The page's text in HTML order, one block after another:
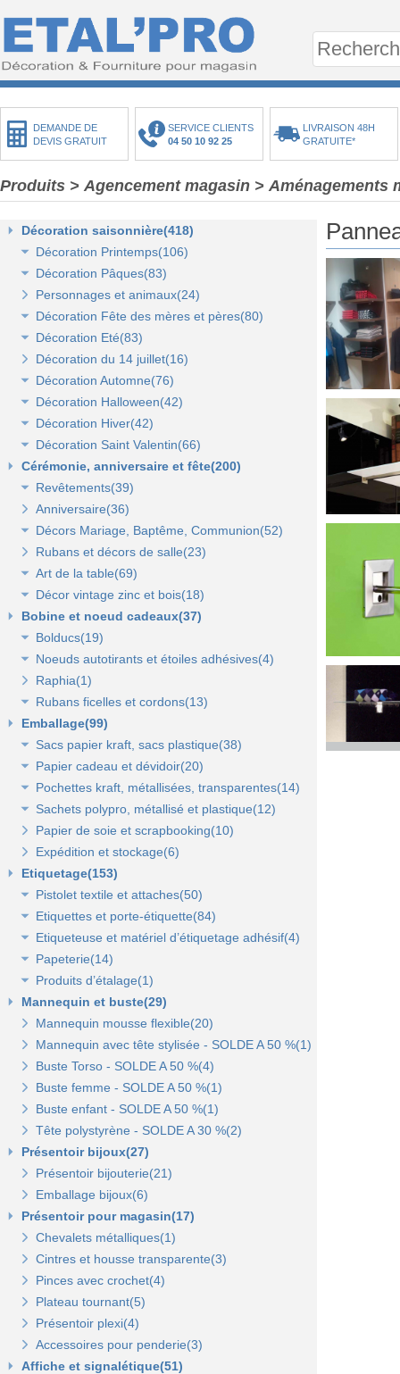
DEMANDE DE
DEVIS GRATUIT
SERVICE CLIENTS
04 50 10 92 25
LIVRAISON 48H
GRATUITE*
Produits > Agencement magasin > Aménagements
Décoration saisonnière(418)
Décoration Printemps(106)
Décoration vitrine de printemps(18)
Arbres et plantes printemps-été(20)
Bouquets fleurs et fruits(43)
Mini-maisons et jardins(19)
Pelouses mousses et végétaux(18)
Décoration Pâques(83)
Décoration vitrine de Pâques(14)
Décors de Pâques : les animaux(13)
Décors Pâques : Les Oeufs de Pâques(12)
Décor naturel et floral de Pâques(41)
Décoration de table de Pâques(15)
Personnages et animaux(24)
Décoration Fête des mères et pères(80)
Décor vitrine de fête des mères et pères(21)
Décors Fête des mères et pères(63)
Décoration Eté(83)
Décoration vitrine d'été(23)
Décors mer et plage(26)
Lanterne, lampion, déco de table et terrasse(37)
Eclairage électrique d'été(9)
Décoration du 14 juillet(16)
Décoration Automne(76)
Décoration vitrine d'automne(17)
Décors automne(62)
Décoration Halloween(42)
Décor vitrine d'halloween(8)
Décor halloween(36)
Décoration Hiver(42)
Décoration vitrine d'hiver(7)
Décors d'hiver(35)
Décoration Saint Valentin(66)
Décoration vitrine de Saint Valentin(15)
Décors Saint Valentin(56)
Cérémonie, anniversaire et fête(200)
Revêtements(39)
Non tissé(19)
Pelouses et revêtements nature(6)
Tissus(13)
Anniversaire(36)
Décors Mariage, Baptême, Communion(52)
Accessoires de cérémonie(14)
Sacs dragées, photophores et chandeliers(10)
Tulles et noeuds de mariage(16)
Rubans et décors de salle(23)
Art de la table(69)
Fleurs et déco de table(37)
Nappes et chemins de table(15)
Serviettes et vaisselle jetables(17)
Décor vintage zinc et bois(18)
Accessoires zinc, bois et métal(16)
Mobilier déco(4)
Bobine et noeud cadeaux(37)
Bolducs(19)
Bolducs 7 et 10 mm(7)
Rubans 19 et 25 mm(7)
Rubans 50 et 100 mm(5)
Noeuds autotirants et étoiles adhésives(4)
Noeuds autocollants et étoiles adhésives(3)
Raphia(1)
Rubans ficelles et cordons(13)
Ficelles et cordons(4)
Rubans tissu, jute et sisal(6)
Rubans tulle(3)
Emballage(99)
Sacs papier kraft, sacs plastique(38)
Sacs kraft poignées plates(7)
Sacs kraft poignées torsadées(5)
Sacs fêtes et fantaisie(5)
Sacs pour bouteille(10)
Sacs pelliculés(6)
Sacs plastique(4)
Sacs en petite quantité(4)
Papier cadeau et dévidoir(20)
Papier cadeaux fantaisie(3)
Papier cadeaux kraft(2)
Papiers fleuriste en polypropylène(3)
Papier cadeaux Noël - Papier métallisé(11)
Dévidoirs(1)
Pochettes kraft, métallisées, transparentes(14)
Pochettes kraft brun et couleurs(8)
Pochettes cadeaux métallisées(3)
Pochettes transparentes rabat adhésif(3)
Sachets polypro, métallisé et plastique(12)
Sachets confiserie polypro et métal(7)
Sachets plastique minigrip(5)
Papier de soie et scrapbooking(10)
Expédition et stockage(6)
Etiquetage(153)
Pistolet textile et attaches(50)
Pistolets textile, aiguilles et accessoires(12)
Attaches pour pistolets textile(17)
Pistolet Fasbanok et Pistolet V'Tool(14)
Liens manuels anti-vol et biodégradables(5)
Pinces crevettes(2)
Etiquettes à trou(0)
Etiquettes et porte-étiquette(84)
Etiquettes textile perforées(0)
Etiquettes à fil(6)
Etiquettes de prix autocollantes(11)
Etiquettes cadeaux autocollantes(11)
Etiquettes soldes et promo autocollantes(12)
Etiquettes soldes, remises et promo(9)
Etiquettes pour commerce et cartes cadeaux(15)
Porte-prix(14)
Porte-étiquette à pince et à clipser(7)
Etiqueteuse et matériel d’étiquetage adhésif(4)
Etiquettes adhésives pour étiqueteuse(2)
Étiqueteuses et rouleaux encreurs(2)
Papeterie(14)
Agrafeuse et agrafes(1)
Cartes cadeaux(2)
Scotch, stylo, post-it(11)
Produits d’étalage(1)
Epingles(1)
Fil nylon(0)
Mannequin et buste(29)
Mannequin mousse flexible(20)
Mannequin avec tête stylisée - SOLDE A 50 %(1)
Buste Torso - SOLDE A 50 %(4)
Buste femme - SOLDE A 50 %(1)
Buste enfant - SOLDE A 50 %(1)
Tête polystyrène - SOLDE A 30 %(2)
Présentoir bijoux(27)
Présentoir bijouterie(21)
Emballage bijoux(6)
Présentoir pour magasin(17)
Chevalets métalliques(1)
Cintres et housse transparente(3)
Pinces avec crochet(4)
Plateau tournant(5)
Présentoir plexi(4)
Accessoires pour penderie(3)
Affiche et signalétique(51)